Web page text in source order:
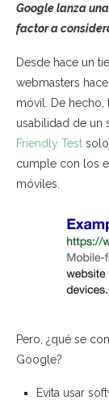
Google lanza
factor a
Desde hace un
webmasters
móvil. De hecho,
usabilidad de un
Friendly Test
cumple con los
móviles.
Pero, ¿qué se
Google?
Evita usar